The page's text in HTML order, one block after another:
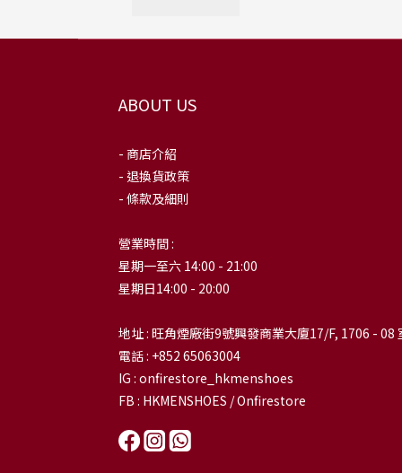
ABOUT US
- 商店介紹
- 退換貨政策
- 條款及細則
營業時間 :
星期一至六 14:00 - 21:00
星期日14:00 - 20:00
地址 : 旺角煙廠街9號興發商業大廈17/F, 1706 - 08
電話 : +852 65063004
IG : onfirestore_hkmenshoes
FB : HKMENSHOES / Onfirestore